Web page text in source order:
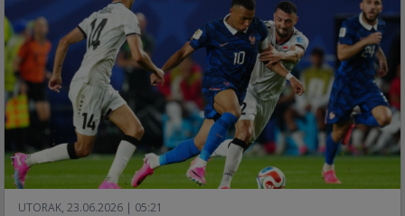
UTORAK, 23.06.2026 | 05:21